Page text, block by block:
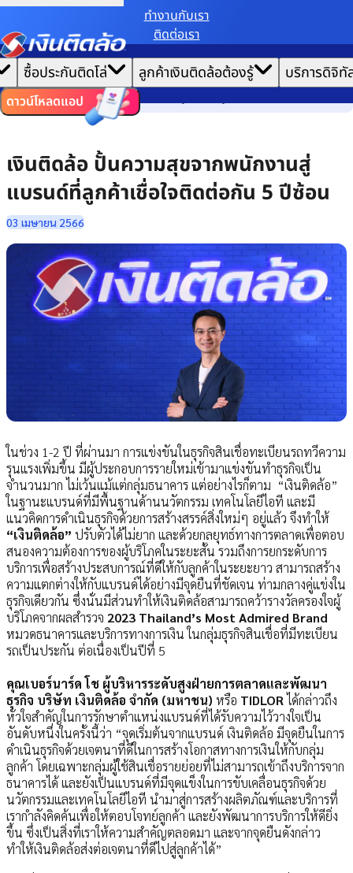
ทํางานกับเรา
ติดต่อเรา
|
ไทย EN
ซื้อประกันติดโล่ ลูกค้าเงินติดล้อต้องรู้ บริการดิจิทั
ดาวน์โหลดแอป
หน้าแรก
เล่าเรื่องวัฒนธรรม
เงินติดล้อ ปั้นความสุขจากพนักงานสู่แบรนด์ที่ลูกค้าเชื่อใจติดต่อกัน 5 ปีซ้อน
เงินติดล้อ ปั้นความสุขจากพนักงานสู่
แบรนด์ที่ลูกค้าเชื่อใจติดต่อกัน 5 ปีซ้อน
03 เมษายน 2566
ในช่วง 1-2 ปี ที่ผ่านมา การแข่งขันในธุรกิจสินเชื่อทะเบียนรถทวีความ
รุนแรงเพิ่มขึ้น มีผู้ประกอบการรายใหม่เข้ามาแข่งขันทำธุรกิจเป็น
จำนวนมาก ไม่เว้นแม้แต่กลุ่มธนาคาร แต่อย่างไรก็ตาม “เงินติดล้อ”
ในฐานะแบรนด์ที่มีพื้นฐานด้านนวัตกรรม เทคโนโลยีไอที และมี
แนวคิดการดำเนินธุรกิจด้วยการสร้างสรรค์สิ่งใหม่ๆ อยู่แล้ว จึงทำให้
“เงินติดล้อ” ปรับตัวได้ไม่ยาก และด้วยกลยุทธ์ทางการตลาดเพื่อตอบ
สนองความต้องการของผู้บริโภคในระยะสั้น รวมถึงการยกระดับการ
บริการเพื่อสร้างประสบการณ์ที่ดีให้กับลูกค้าในระยะยาว สามารถสร้าง
ความแตกต่างให้กับแบรนด์ได้อย่างมีจุดยืนที่ชัดเจน ท่ามกลางคู่แข่งใน
ธุรกิจเดียวกัน ซึ่งนั่นมีส่วนทำให้เงินติดล้อสามารถคว้ารางวัลครองใจผู้
บริโภคจากผลสำรวจ 2023 Thailand’s Most Admired Brand
หมวดธนาคารและบริการทางการเงิน ในกลุ่มธุรกิจสินเชื่อที่มีทะเบียน
รถเป็นประกัน ต่อเนื่องเป็นปีที่ 5
คุณเบอร์นาร์ด โช ผู้บริหารระดับสูงฝ่ายการตลาดและพัฒนา
ธุรกิจ บริษัท เงินติดล้อ จำกัด (มหาชน) หรือ TIDLORได้กล่าวถึง
หัวใจสำคัญในการรักษาตำแหน่งแบรนด์ที่ได้รับความไว้วางใจเป็น
อันดับหนึ่งในครั้งนี้ว่า “จุดเริ่มต้นจากแบรนด์ เงินติดล้อ มีจุดยืนในการ
ดำเนินธุรกิจด้วยเจตนาที่ดีในการสร้างโอกาสทางการเงินให้กับกลุ่ม
ลูกค้า โดยเฉพาะกลุ่มผู้ใช้สินเชื่อรายย่อยที่ไม่สามารถเข้าถึงบริการจาก
ธนาคารได้ และยังเป็นแบรนด์ที่มีจุดแข็งในการขับเคลื่อนธุรกิจด้วย
นวัตกรรมและเทคโนโลยีไอที นำมาสู่การสร้างผลิตภัณฑ์และบริการที่
เรากำลังคิดค้นเพื่อให้ตอบโจทย์ลูกค้า และยังพัฒนาการบริการให้ดียิ่ง
ขึ้น ซึ่งเป็นสิ่งที่เราให้ความสำคัญตลอดมา และจากจุดยืนดังกล่าว
ทำให้เงินติดล้อส่งต่อเจตนาที่ดีไปสู่ลูกค้าได้”
เราขอเก็บข้อมูลตาม นโยบายการใช้คุกกี้ เพื่อมอบประสบการณ์การใช้งานเว็บไซต์ที่ดีที่สุดให้
คุณ
ตั้งค่าคุกกี้ ยอมรับคุกกี้ทั้งหมด